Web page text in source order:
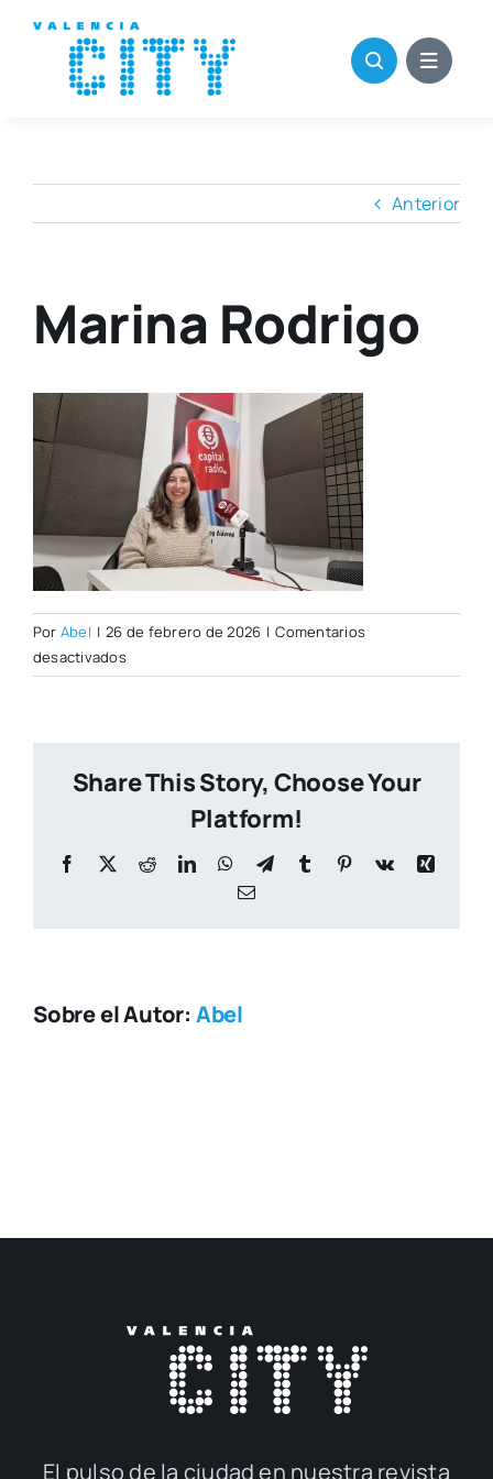
contenido
Anterior
Marina Rodrigo
Por Abel | 26 de febrero de 2026 | Comentarios
desactivadosen
Marina
Share This Story, Choose Your
Platform!
Facebook
X RedditLinkedInWhatsApp
TelegramTumblr Pinterest
Vk
Xing
Correo
Sobre el Autor: Abel
El pul­so de la ciu­dad en nues­tra revis­ta